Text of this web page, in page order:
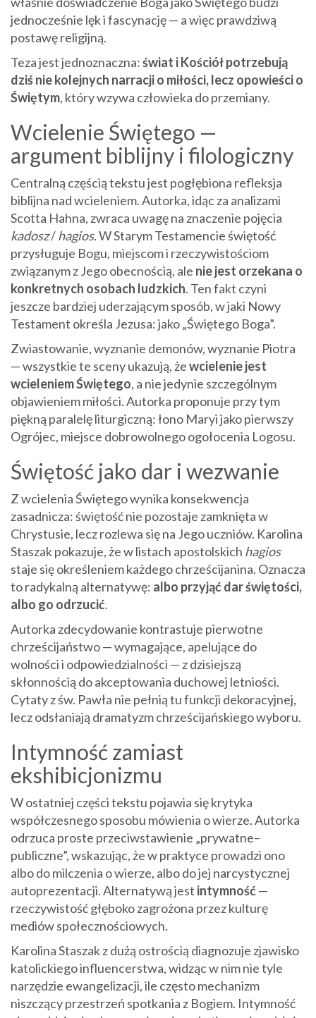
jednocześnie lęk i fascynację — a więc prawdziwą
postawę religijną.
Teza jest jednoznaczna:świat i Kościół potrzebują
dziś nie kolejnych narracji o miłości, lecz opowieści o
Świętym, który wzywa człowieka do przemiany.
Wcielenie Świętego —
argument biblijny i filologiczny
Centralną częścią tekstu jest pogłębiona refleksja
biblijna nad wcieleniem. Autorka, idąc za analizami
Scotta Hahna, zwraca uwagę na znaczenie pojęcia
kadosz/hagios. W Starym Testamencie świętość
przysługuje Bogu, miejscom i rzeczywistościom
związanym z Jego obecnością, ale nie jest orzekana o
konkretnych osobach ludzkich. Ten fakt czyni
jeszcze bardziej uderzającym sposób, w jaki Nowy
Testament określa Jezusa: jako „Świętego Boga”.
Zwiastowanie, wyznanie demonów, wyznanie Piotra
— wszystkie te sceny ukazują, żewcielenie jest
wcieleniem Świętego, a nie jedynie szczególnym
objawieniem miłości. Autorka proponuje przy tym
piękną paralelę liturgiczną: łono Maryi jako pierwszy
Ogrójec, miejsce dobrowolnego ogołocenia Logosu.
Świętość jako dar i wezwanie
Z wcielenia Świętego wynika konsekwencja
zasadnicza: świętość nie pozostaje zamknięta w
Chrystusie, lecz rozlewa się na Jego uczniów. Karolina
Staszak pokazuje, że w listach apostolskich hagios
staje się określeniem każdego chrześcijanina. Oznacza
to radykalną alternatywę: albo przyjąć dar świętości,
albo go odrzucić.
Autorka zdecydowanie kontrastuje pierwotne
chrześcijaństwo — wymagające, apelujące do
wolności i odpowiedzialności — z dzisiejszą
skłonnością do akceptowania duchowej letniości.
Cytaty z św. Pawła nie pełnią tu funkcji dekoracyjnej,
lecz odsłaniają dramatyzm chrześcijańskiego wyboru.
Intymność zamiast
ekshibicjonizmu
W ostatniej części tekstu pojawia się krytyka
współczesnego sposobu mówienia o wierze. Autorka
odrzuca proste przeciwstawienie „prywatne–
publiczne”, wskazując, że w praktyce prowadzi ono
albo do milczenia o wierze, albo do jej narcystycznej
autoprezentacji. Alternatywą jest intymność—
rzeczywistość głęboko zagrożona przez kulturę
mediów społecznościowych.
Karolina Staszak z dużą ostrością diagnozuje zjawisko
katolickiego influencerstwa, widząc w nim nie tyle
narzędzie ewangelizacji, ile często mechanizm
niszczący przestrzeń spotkania z Bogiem. Intymność